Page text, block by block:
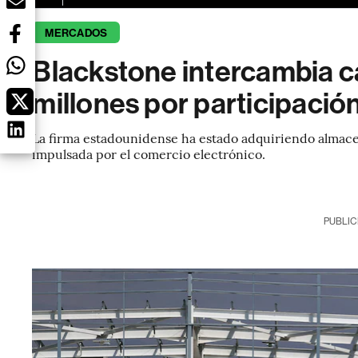
MERCADOS
Blackstone intercambia
millones por
La firma estadounidense ha estado adquiriendo
impulsada por el comercio electrónico.